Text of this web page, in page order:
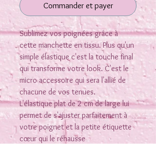
Commander et payer
Sublimez vos poignées grâce à
cette manchette en tissu. Plus qu'un
simple élastique c'est la touche final
qui transforme votre look. C'est le
micro accessoire qui sera l'allié de
chacune de vos tenues.
L'élastique plat de 2 cm de large lui
permet de s'ajuster parfaitement à
votre poignet et la petite étiquette
cœur qui le réhausse